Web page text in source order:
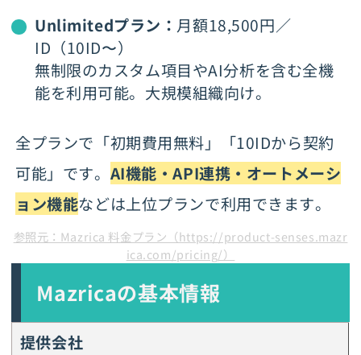
Unlimitedプラン： 月額18,500円／
ID（10ID〜）
無制限のカスタム項目やAI分析を含む全機
能を利用可能。大規模組織向け。
全プランで「初期費用無料」「10IDから契約
可能」です。 AI機能・API連携・オートメーシ
ョン機能などは上位プランで利用できます。
参照元：Mazrica 料金プラン（https://product-senses.mazr
ica.com/pricing/）
Mazricaの基本情報
提供会社